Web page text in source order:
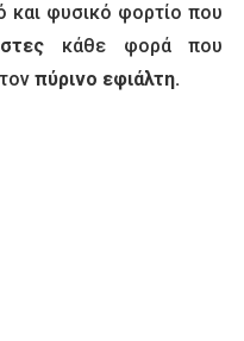
και φυσικό φορτίο που
κάθε φορά που
πύρινο εφιάλτη.